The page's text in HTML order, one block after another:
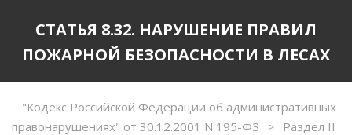
СТАТЬЯ 8.32. НАРУШЕНИЕ ПРАВИЛ
ПОЖАРНОЙ БЕЗОПАСНОСТИ В ЛЕСАХ
"Кодекс Российской Федерации об административных
правонарушениях" от 30.12.2001 N 195-ФЗ
> Раздел II